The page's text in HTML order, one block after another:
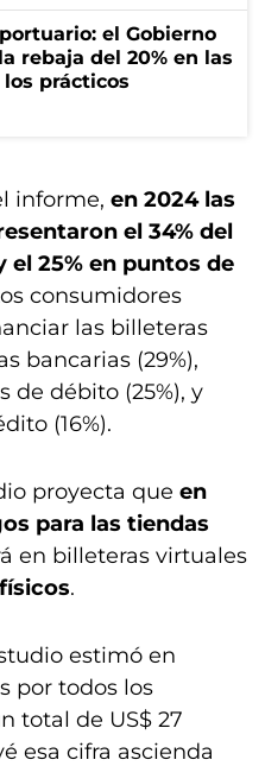
el Gobierno
rebaja del 20% en las
prácticos
informe, en 2024 las
el 34% del
25% en puntos de
consumidores
las billeteras
bancarias (29%),
de débito (25%), y
(16%).
proyecta que en
para las tiendas
en billeteras virtuales
.
estimó en
por todos los
total de US$ 27
esa cifra ascienda